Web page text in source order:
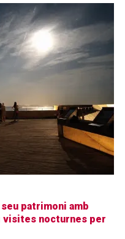
patrimoni amb
nocturnes per